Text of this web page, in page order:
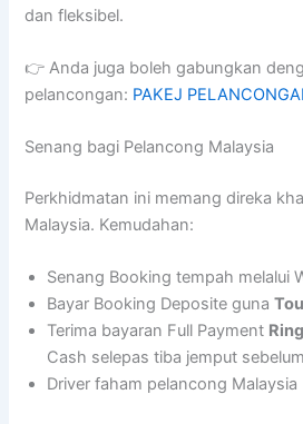
dan fleksibel.
👉 Anda juga boleh gabungkan
pelancongan: PAKEJ
Senang bagi Pelancong Malaysia
Perkhidmatan ini memang direka
Malaysia. Kemudahan:
Senang Booking tempah melalui
Bayar Booking Deposite guna
Terima bayaran Full Payment
Cash selepas tiba jemput
Driver faham pelancong Malaysia